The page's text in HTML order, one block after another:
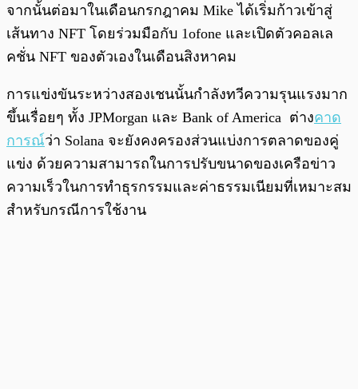
จากนั้นต่อมาในเดือนกรกฎาคม Mike ได้เริ่มก้าวเข้าสู่
เส้นทาง NFT โดยร่วมมือกับ 1ofone และเปิดตัวคอลเล
คชั่น NFT ของตัวเองในเดือนสิงหาคม
การแข่งขันระหว่างสองเชนนั้นกำลังทวีความรุนแรงมาก
ขึ้นเรื่อยๆ ทั้ง JPMorgan และ Bank of America ต่างคาด
การณ์ว่า Solana จะยังคงครองส่วนแบ่งการตลาดของคู่
แข่ง ด้วยความสามารถในการปรับขนาดของเครือข่าว
ความเร็วในการทำธุรกรรมและค่าธรรมเนียมที่เหมาะสม
สำหรับกรณีการใช้งาน